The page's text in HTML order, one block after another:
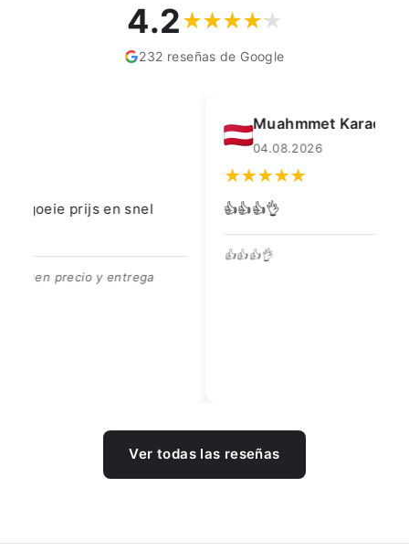
4.2
232 reseñas de Google
Muahmmet Karadag
👍👍👍👌
👍👍👍👌
Ver todas las reseñas